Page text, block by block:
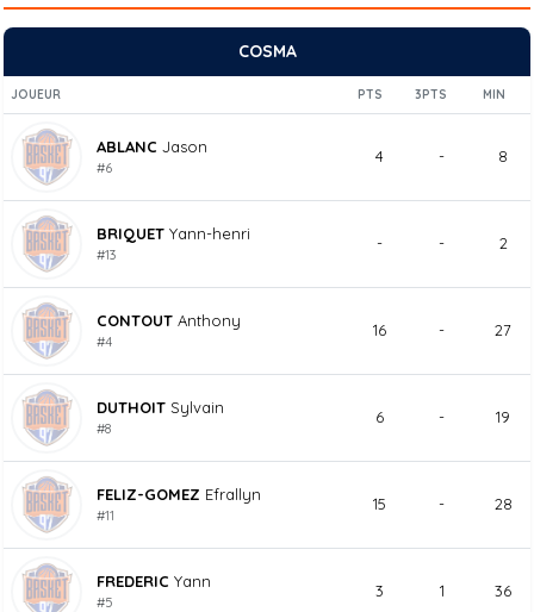
COSMA
JOUEUR PTS 3PTS MIN
ABLANC Jason
#6
4 - 8
BRIQUET Yann-henri
#13
- - 2
CONTOUT Anthony
#4
16 - 27
DUTHOIT Sylvain
#8
6 - 19
FELIZ-GOMEZ Efrallyn
#11
15 - 28
FREDERIC Yann
#5
3 1 36